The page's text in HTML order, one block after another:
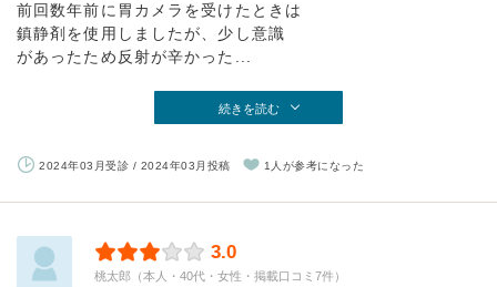
前回数年前に胃カメラを受けたときは
鎮静剤を使用しましたが、少し意識
があったため反射が辛かった...
続きを読む
2024年03月受診 / 2024年03月投稿 1人が参考になった
3.0
桃太郎（本人・40代・女性・掲載口コミ7件）